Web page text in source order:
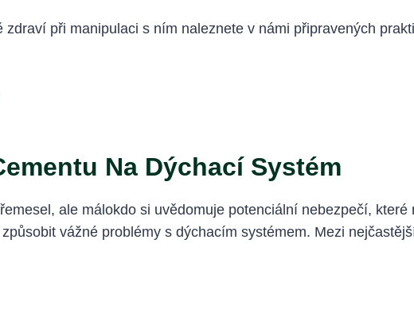
při manipulaci s ním naleznete v námi připravených
Na Dýchací Systém
ale málokdo si uvědomuje potenciální nebezpečí,
vážné problémy s dýchacím systémem. Mezi